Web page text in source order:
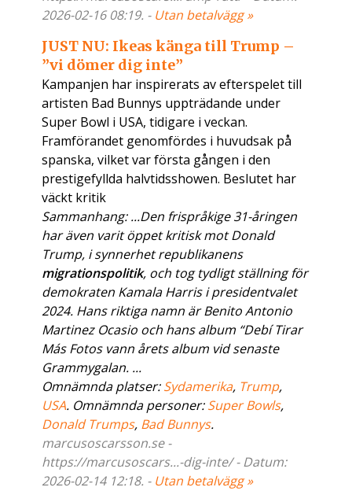
2026-02-16 08:19. - Utan betalvägg »
JUST NU: Ikeas känga till Trump –
”vi dömer dig inte”
Kampanjen har inspirerats av efterspelet till
artisten Bad Bunnys uppträdande under
Super Bowl i USA, tidigare i veckan.
Framförandet genomfördes i huvudsak på
spanska, vilket var första gången i den
prestigefyllda halvtidsshowen. Beslutet har
väckt kritik
Sammanhang: ...Den frispråkige 31-åringen
har även varit öppet kritisk mot Donald
Trump, i synnerhet republikanens
migrationspolitik, och tog tydligt ställning för
demokraten Kamala Harris i presidentvalet
2024. Hans riktiga namn är Benito Antonio
Martinez Ocasio och hans album “Debí Tirar
Más Fotos vann årets album vid senaste
Grammygalan. ...
Omnämnda platser:Sydamerika, Trump,
USA. Omnämnda personer:Super Bowls,
Donald Trumps, Bad Bunnys.
marcusoscarsson.se -
https://marcusoscars...-dig-inte/ - Datum:
2026-02-14 12:18. - Utan betalvägg »